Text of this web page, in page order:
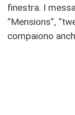
finestra. I
“Mensions”,
compaiono